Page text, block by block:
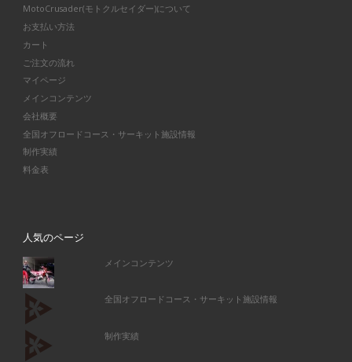
MotoCrusader(モトクルセイダー)について
お支払い方法
カート
ご注文の流れ
マイページ
メインコンテンツ
会社概要
全国オフロードコース・サーキット施設情報
制作実績
料金表
人気のページ
メインコンテンツ
全国オフロードコース・サーキット施設情報
制作実績